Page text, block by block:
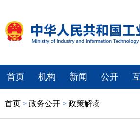
首页 机构 新闻 公开
首页 > 政务公开 > 政策解读